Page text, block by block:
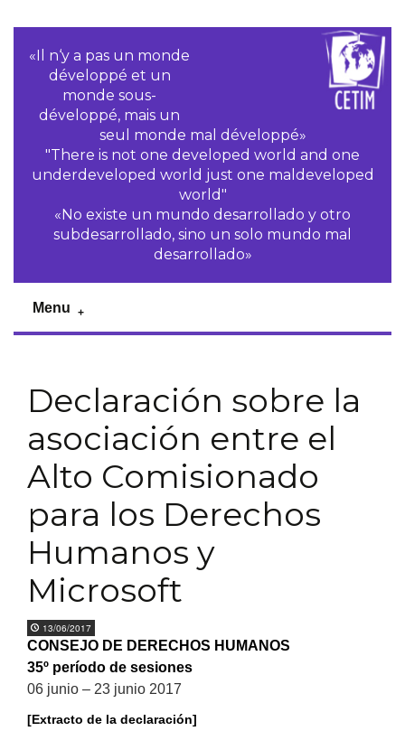
«Il n‘y a pas un monde
développé et un
monde sous-
développé, mais un
seul monde mal développé»
"There is not one developed world and one
underdeveloped world just one maldeveloped
world"
«No existe un mundo desarrollado y otro
subdesarrollado, sino un solo mundo mal
desarrollado»
Menu
Declaración sobre la
asociación entre el
Alto Comisionado
para los Derechos
Humanos y
Microsoft
13/06/2017
CONSEJO DE DERECHOS HUMANOS
35º período de sesiones
06 junio – 23 junio 2017
[Extracto de la declaración]